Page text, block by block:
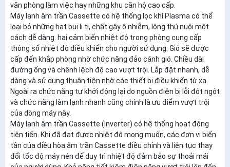
văn phòng làm việc hay những khu căn hộ cao cấp.
Máy lạnh âm trần Cassette có hệ thống lọc khí Plasma có thể
loại bỏ những hạt bụi li ti, chất gây ô nhiễm, lông thú nuôi một
cách dễ dàng. hai cảm biến nhiệt độ trong phòng cung cấp
thông số nhiệt độ điều khiển cho người sử dụng. Gió sẽ được
cấp đến khắp phòng nhờ chức năng đảo cánh gió. Chiều dài
đường ống và chênh lệch độ cao vượt trội. Lắp đặt nhanh, dễ
dàng và sử dụng thuận tiện nhờ các thiết bị điều khiển từ xa.
Ngoài ra chức năng tự khởi động lại do nguồn điện bị lỗi đột ngột
và chức năng làm lạnh nhanh cũng chính là ưu điểm vượt trội
của dòng máy này.
Máy lạnh âm trần Cassette (Inverter) có hệ thống hoạt động
tiên tiến. Khi đã đạt được nhiệt độ mong muốn, các đơn vị biến
tần của điều hòa âm trần Cassette điều chỉnh và liên tục thay
đổi tốc độ máy nén để duy trì nhiệt độ đảm bảo sự thoải mái